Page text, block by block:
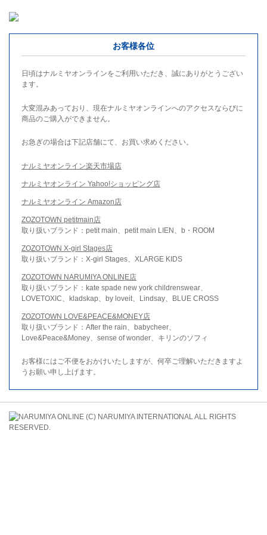
お客様各位
日頃はナルミヤオンラインをご利用いただき、誠にありがとうござい
ます。
大変混みあっており、現在ナルミヤオンラインへのアクセスならびに
商品のご購入ができません。
お急ぎの場合は下記店舗にて、お買い求めください。
ナルミヤオンライン楽天市場店
ナルミヤオンライン Yahoo!ショッピング店
ナルミヤオンライン Amazon店
ZOZOTOWN petitmain店
取り扱いブランド：petit main、petit main LIEN、b・ROOM
ZOZOTOWN X-girl Stages店
取り扱いブランド：X-girl Stages、XLARGE KIDS
ZOZOTOWN NARUMIYA ONLINE店
取り扱いブランド：kate spade new york childrenswear、
LOVETOXIC、kladskap、by loveit、Lindsay、BLUE CROSS
ZOZOTOWN LOVE&PEACE&MONEY店
取り扱いブランド：After the rain、babycheer、
Love&Peace&Money、sense of wonder、キリンのソフィ
お客様にはご不便をおかけいたしますが、何卒ご理解いただきますよ
うお願い申し上げます。